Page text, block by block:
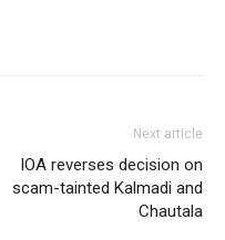
Next article
IOA reverses decision on
scam-tainted Kalmadi and
Chautala